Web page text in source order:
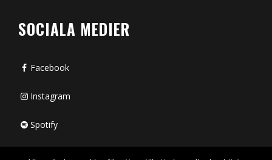
SOCIALA MEDIER
Facebook
Instagram
Spotify